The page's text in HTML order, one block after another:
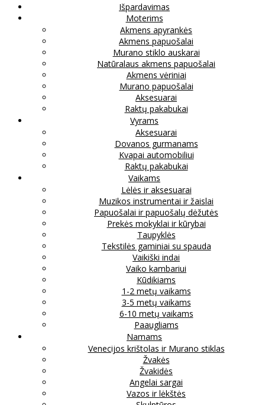
Išpardavimas
Moterims
Akmens apyrankės
Akmens papuošalai
Murano stiklo auskarai
Natūralaus akmens papuošalai
Akmens vėriniai
Murano papuošalai
Aksesuarai
Raktų pakabukai
Vyrams
Aksesuarai
Dovanos gurmanams
Kvapai automobiliui
Raktų pakabukai
Vaikams
Lėlės ir aksesuarai
Muzikos instrumentai ir žaislai
Papuošalai ir papuošalų dėžutės
Prekės mokyklai ir kūrybai
Taupyklės
Tekstilės gaminiai su spauda
Vaikiški indai
Vaiko kambariui
Kūdikiams
1-2 metų vaikams
3-5 metų vaikams
6-10 metų vaikams
Paaugliams
Namams
Venecijos krištolas ir Murano stiklas
Žvakės
Žvakidės
Angelai sargai
Vazos ir lėkštės